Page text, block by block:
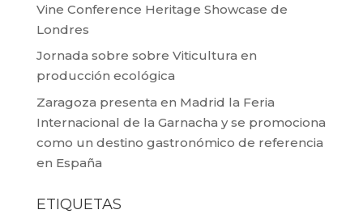
Vine Conference Heritage Showcase de
Londres
Jornada sobre sobre Viticultura en
producción ecológica
Zaragoza presenta en Madrid la Feria
Internacional de la Garnacha y se promociona
como un destino gastronómico de referencia
en España
ETIQUETAS